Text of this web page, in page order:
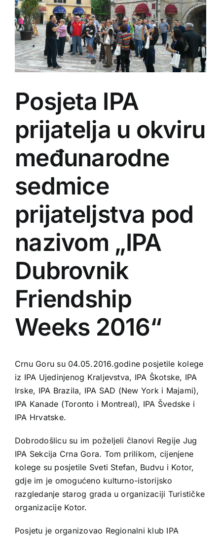
Posjeta IPA
prijatelja u okviru
međunarodne
sedmice
prijateljstva pod
nazivom „IPA
Dubrovnik
Friendship
Weeks 2016“
Crnu Goru su 04.05.2016.godine posjetile kolege
iz IPA Ujedinjenog Kraljevstva, IPA Škotske, IPA
Irske, IPA Brazila, IPA SAD (New York i Majami),
IPA Kanade (Toronto i Montreal), IPA Švedske i
IPA Hrvatske.
Dobrodošlicu su im poželjeli članovi Regije Jug
IPA Sekcija Crna Gora. Tom prilikom, cijenjene
kolege su posjetile Sveti Stefan, Budvu i Kotor,
gdje im je omogućeno kulturno-istorijsko
razgledanje starog grada u organizaciji Turističke
organizacije Kotor.
Posjetu je organizovao Regionalni klub IPA